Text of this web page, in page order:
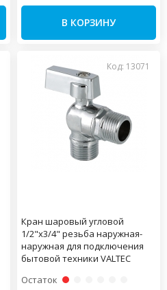
В КОРЗИНУ
Код: 13071
Кран шаровый угловой
1/2"х3/4" резьба наружная-
наружная для подключения
бытовой техники VALTEC
Остаток